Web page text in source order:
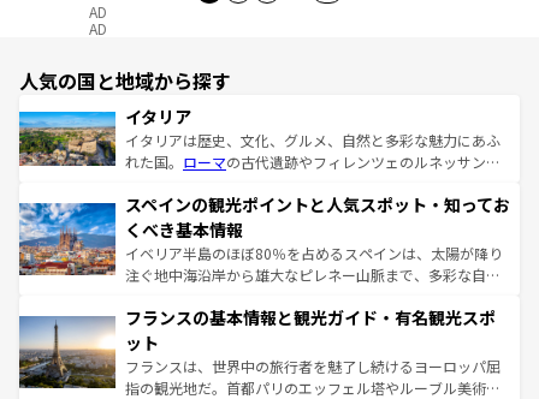
AD
AD
人気の国と地域から探す
イタリア
イタリアは歴史、文化、グルメ、自然と多彩な魅力にあふ
れた国。 ローマの古代遺跡やフィレンツェのルネッサンス
ろん、トスカーナの美しい田園風景やアマルフィ海岸の絶
景など、自然景観も見逃せない。観光の合間には、本場の
ピザやパスタなど、絶品のイタリア料理を堪能することも
できる。朝目覚めてから夜眠るまで、すべての瞬間を楽し
なお、新着のイタリア情報はコンテンツ一覧を参照してほ
しい。
スペインの観光ポイントと人気スポット・知ってお
くべき基本情報
イベリア半島のほぼ80％を占めるスペインは、太陽が降り
注ぐ地中海沿岸から雄大なピレネー山脈まで、多彩な自然
文化が根付くこの国では、情熱的なフラメンコ、熱気あふ
れる闘牛、そして美味しいタパスが生活の一部となってい
る。首都マドリードの洗練された雰囲気や、バルセロナの
アートに溢れた街角から、地方では古代ローマ遺跡や中世
フランスの基本情報と観光ガイド・有名観光スポ
ット
フランスは、世界中の旅行者を魅了し続けるヨーロッパ屈
指の観光地だ。首都パリのエッフェル塔やルーブル美術館